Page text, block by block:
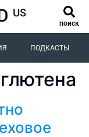
поиск
ПОДКАСТЫ